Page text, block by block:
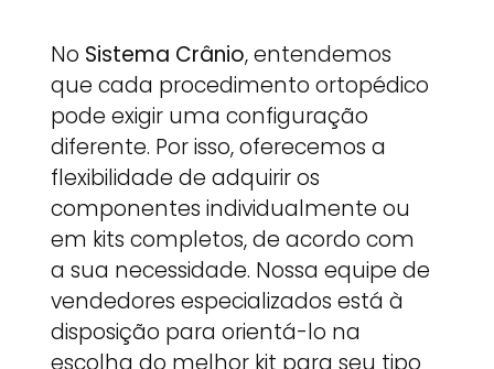
No Sistema Crânio, entendemos
que cada procedimento ortopédico
pode exigir uma configuração
diferente. Por isso, oferecemos a
flexibilidade de adquirir os
componentes individualmente ou
em kits completos, de acordo com
a sua necessidade. Nossa equipe de
vendedores especializados está à
disposição para orientá-lo na
escolha do melhor kit para seu tipo